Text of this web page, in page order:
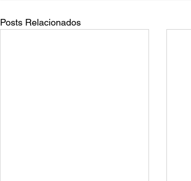
Posts Relacionados